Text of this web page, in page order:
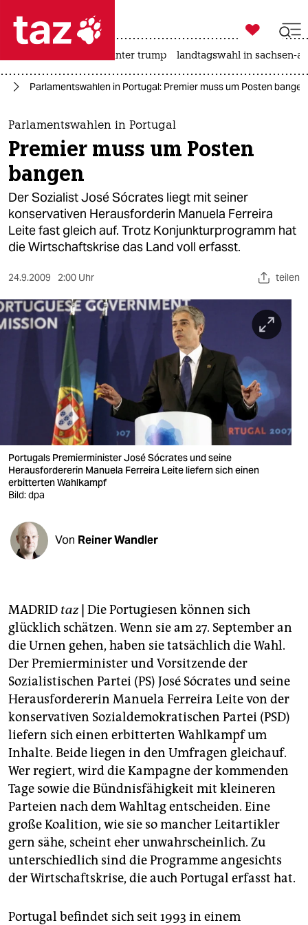
 taz zahl ich
taz zahl ich
themen
politik
öko
gesellschaft
kultur
sport
berlin
wahrheit
veranstaltungen
shop
unterstützen
epaper login

taz zahl ich
usa unter trump landtagswahl in sachsen-
Parlamentswahlen in Portugal: Premier muss um Posten bangen
Parlamentswahlen in Portugal
Premier muss um Posten
bangen
Der Sozialist José Sócrates liegt mit seiner
konservativen Herausforderin Manuela Ferreira
Leite fast gleich auf. Trotz Konjunkturprogramm hat
die Wirtschaftskrise das Land voll erfasst.
24.9.2009 2:00 Uhr teilen
Portugals Premierminister José Sócrates und seine
Herausfordererin Manuela Ferreira Leite liefern sich einen
erbitterten Wahlkampf
Bild: dpa
Von Reiner Wandler
MADRID taz | Die Portugiesen können sich
glücklich schätzen. Wenn sie am 27. September an
die Urnen gehen, haben sie tatsächlich die Wahl.
Der Premierminister und Vorsitzende der
Sozialistischen Partei (PS) José Sócrates und seine
Herausfordererin Manuela Ferreira Leite von der
konservativen Sozialdemokratischen Partei (PSD)
liefern sich einen erbitterten Wahlkampf um
Inhalte. Beide liegen in den Umfragen gleichauf.
Wer regiert, wird die Kampagne der kommenden
Tage sowie die Bündnisfähigkeit mit kleineren
Parteien nach dem Wahltag entscheiden. Eine
große Koalition, wie sie so mancher Leitartikler
gern sähe, scheint eher unwahrscheinlich. Zu
unterschiedlich sind die Programme angesichts
der Wirtschaftskrise, die auch Portugal erfasst hat.
Portugal befindet sich seit 1993 in einem